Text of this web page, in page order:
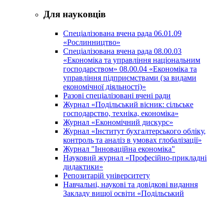
Для науковців
Спеціалізована вчена рада 06.01.09
«Рослинництво»
Спеціалізована вчена рада 08.00.03
«Економіка та управління національним
господарством» 08.00.04 «Економіка та
управління підприємствами (за видами
економічної діяльності)»
Разові спеціалізовані вчені ради
Журнал «Подільський вісник: сільське
господарство, техніка, економіка»
Журнал «Економічний дискурс»
Журнал «Інститут бухгалтерського обліку,
контроль та аналіз в умовах глобалізації»
Журнал "Інноваційна економіка"
Науковий журнал «Професійно-прикладні
дидактики»
Репозитарій університету
Навчальні, наукові та довідкові видання
Закладу вищої освіти «Подільський